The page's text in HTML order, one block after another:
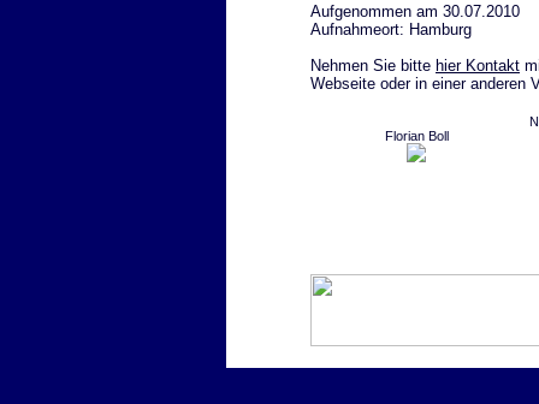
Aufgenommen am 30.07.2010
Aufnahmeort: Hamburg
Nehmen Sie bitte hier Kontakt
Webseite oder in einer anderen
Florian Boll